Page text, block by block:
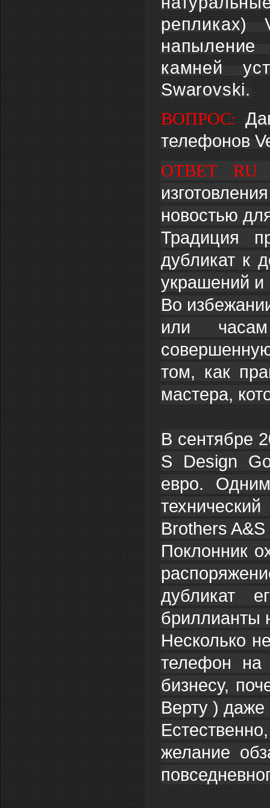
напыление
камней
Swarovski.
ВОПРОС:
телефонов
ОТВЕТ RU
новостью
Традиция
дубликат к
украшений и
Во
или часам
том, как
мастера,
В сентябре
S Design
евро.
Brothers A&S
Поклонник
дубликат
бриллианты
Несколько
телефон на
бизнесу,
Верту ) даже
желание